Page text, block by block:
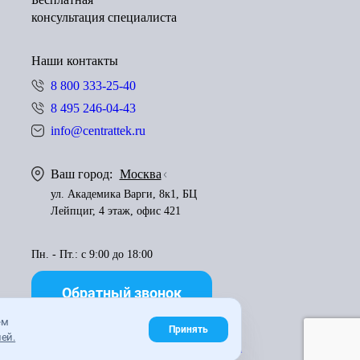
Принять
консультация специалиста
Наши контакты
8 800 333-25-40
8 495 246-04-43
info@centrattek.ru
Ваш город: Москва
ул. Академика Варги, 8к1, БЦ
Лейпциг, 4 этаж, офис 421
Пн. - Пт.: с 9:00 до 18:00
Обратный звонок
Карта сайта